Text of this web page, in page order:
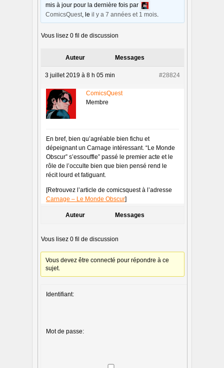
mis à jour pour la dernière fois par
ComicsQuest , leil y a 7 années et 1 mois
Vous lisez 0 fil de discussion
Auteur Messages
3 juillet 2019 à 8 h 05 min #28824
ComicsQuest
Membre
En bref, bien qu’agréable bien fichu et
dépeignant un Carnage intéressant. “Le Monde
Obscur” s’essouffle” passé le premier acte et le
rôle de l’occulte bien que bien pensé rend le
récit lourd et fatiguant.
[Retrouvez l’article de comicsquest à l’adresse
Carnage – Le Monde Obscur]
Auteur Messages
Vous lisez 0 fil de discussion
Vous devez être connecté pour répondre à ce
sujet.
Identifiant:
Mot de passe: